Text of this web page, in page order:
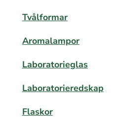
Tvålformar
Aromalampor
Laboratorieglas
Laboratorieredskap
Flaskor